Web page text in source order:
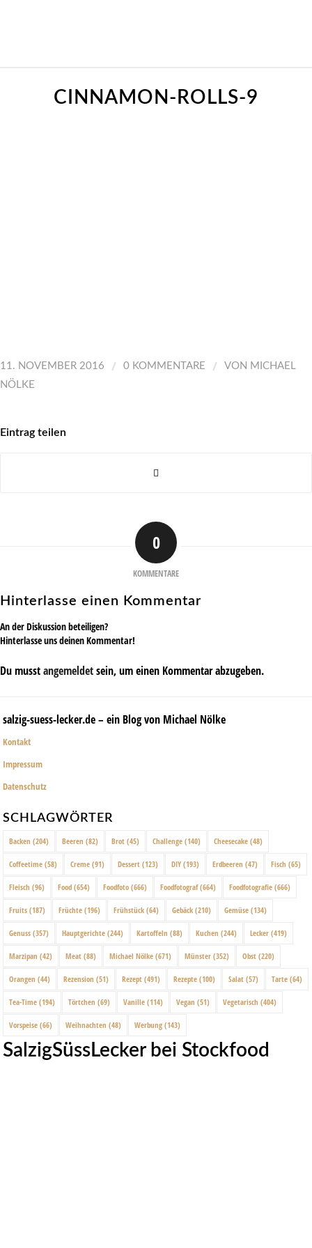
CINNAMON-ROLLS-9
11. NOVEMBER 2016 / 0 KOMMENTARE / VON MICHAEL
NÖLKE
Eintrag teilen
0
KOMMENTARE
Hinterlasse einen Kommentar
An der Diskussion beteiligen?
Hinterlasse uns deinen Kommentar!
Du musstangemeldetsein, um einen Kommentar abzugeben.
salzig-suess-lecker.de – ein Blog von Michael Nölke
Kontakt
Impressum
Datenschutz
SCHLAGWÖRTER
Backen (204) Beeren (82) Brot (45) Challenge (140) Cheesecake (48)
Coffeetime (58) Creme (91) Dessert (123) DIY (193) Erdbeeren (47) Fisch (65)
Fleisch (96) Food (654) Foodfoto (666) Foodfotograf(664) Foodfotografie (666)
Fruits (187) Früchte (196) Frühstück (64) Gebäck (210) Gemüse (134)
Genuss (357) Hauptgerichte (244) Kartoffeln (88) Kuchen (244) Lecker (419)
Marzipan (42) Meat (88) Michael Nölke (671) Münster (352) Obst (220)
Orangen (44) Rezension (51) Rezept (491) Rezepte (100) Salat (57) Tarte (64)
Tea-Time (194) Törtchen (69) Vanille (114) Vegan (51) Vegetarisch (404)
Vorspeise (66) Weihnachten (48) Werbung (143)
SalzigSüssLecker bei Stockfood